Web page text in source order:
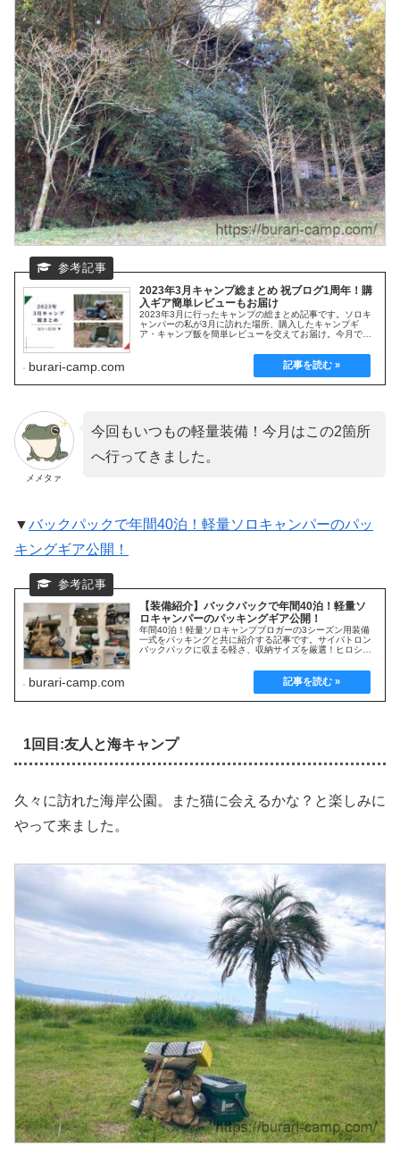
2023年3月キャンプ総まとめ 祝ブログ1周年！購
入ギア簡単レビューもお届け
2023年3月に行ったキャンプの総まとめ記事です。ソロキ
ャンパーの私が3月に訪れた場所、購入したキャンプギ
ア・キャンプ飯を簡単レビューを交えてお届け。今月で1
ブログを暇潰し程度に楽しんで頂けると嬉しいです。
burari-camp.com
メメタァ
今回もいつもの軽量装備！今月はこの2箇所
へ行ってきました。
▼バックパックで年間40泊！軽量ソロキャンパーのパッ
キングギア公開！
【装備紹介】バックパックで年間40泊！軽量ソ
ロキャンパーのパッキングギア公開！
年間40泊！軽量ソロキャンプブロガーの3シーズン用装備
一式をパッキングと共に紹介する記事です。サイバトロン
バックパックに収まる軽さ、収納サイズを厳選！ヒロシさ
burari-camp.com
1回目:友人と海キャンプ
久々に訪れた海岸公園。また猫に会えるかな？と楽しみに
やって来ました。